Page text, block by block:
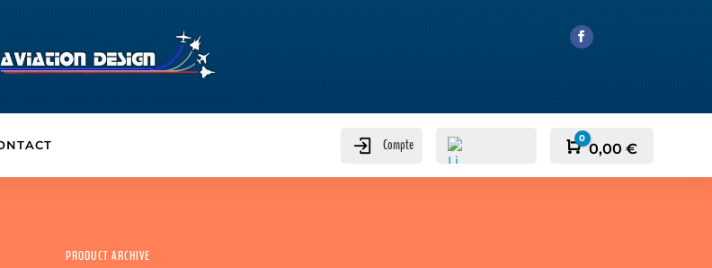
Compte Panier
0
0,00€
PRODUCT ARCHIVE